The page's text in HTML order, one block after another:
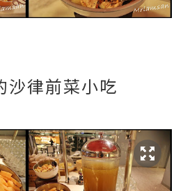
沙律前菜小吃